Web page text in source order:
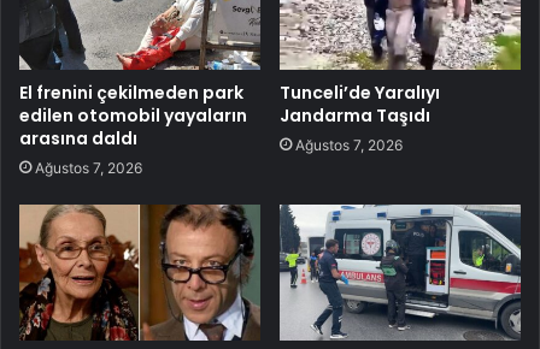
El frenini çekilmeden park
edilen otomobil yayaların
arasına daldı
Ağustos 7, 2026
Tunceli’de Yaralıyı
Jandarma Taşıdı
Ağustos 7, 2026